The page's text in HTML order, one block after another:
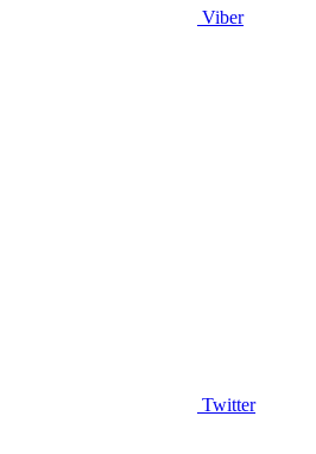
Viber
Twitter